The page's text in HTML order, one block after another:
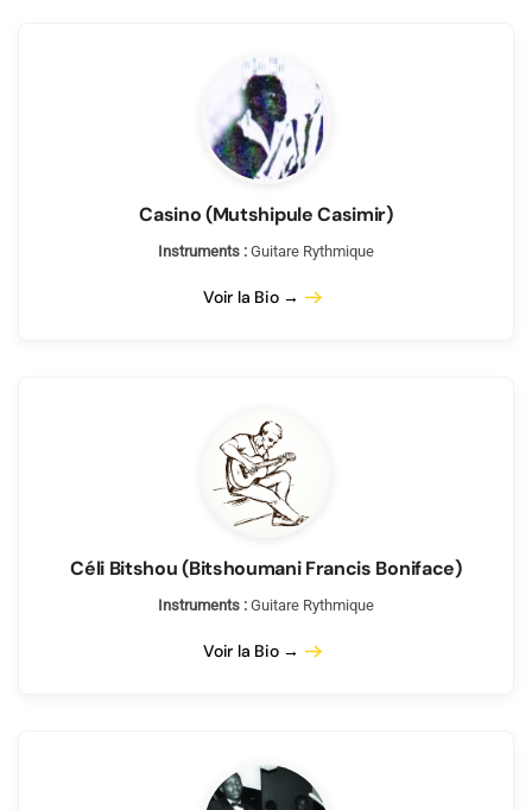
Casino (Mutshipule Casimir)
Instruments : Guitare Rythmique
Voir la Bio →
Céli Bitshou (Bitshoumani Francis Boniface)
Instruments : Guitare Rythmique
Voir la Bio →